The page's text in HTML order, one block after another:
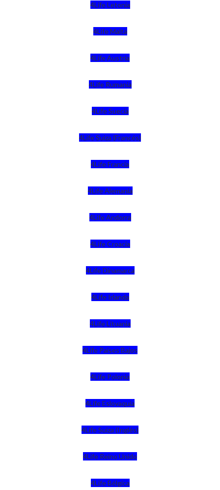
4Life Letonia
4Life Malta
4Life Austria
4Life Rumania
4Life Suecia
4Life Suiza (Francés)
4Life Francia
4Life Alemania
4Life Andorra
4Life Croacia
4Life Dinamarca
4Life Irlanda
4Life Lituania
4Life Paises Bajos
4Life Polonia
4Life Eslovaquia
4Life Suiza (Inglés)
4Life Reino Unido
4Life Bélgica